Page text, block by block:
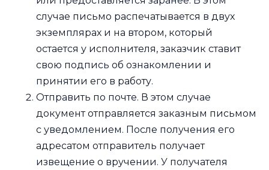
случае письмо распечатывается в двух
экземплярах и на втором, который
остается у исполнителя, заказчик ставит
свою подпись об ознакомлении и
принятии его в работу.
Отправить по почте. В этом случае
документ отправляется заказным письмом
с уведомлением. После получения его
адресатом отправитель получает
извещение о вручении. У получателя